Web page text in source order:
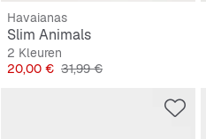
Havaianas
Slim Animals
2 Kleuren
Prijs
20,00 € Originele Prijs
31,99 €